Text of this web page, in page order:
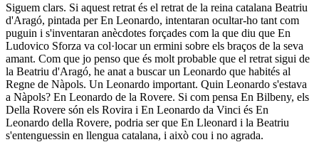
Siguem clars. Si aquest retrat és el retrat de la reina catalana Beatriu
d'Aragó, pintada per En Leonardo, intentaran ocultar-ho tant com
puguin i s'inventaran anècdotes forçades com la que diu que En
Ludovico Sforza va col·locar un ermini sobre els braços de la seva
amant. Com que jo penso que és molt probable que el retrat sigui de
la Beatriu d'Aragó, he anat a buscar un Leonardo que habités al
Regne de Nàpols. Un Leonardo important. Quin Leonardo s'estava
a Nàpols? En Leonardo de la Rovere. Si com pensa En Bilbeny, els
Della Rovere són els Rovira i En Leonardo da Vinci és En
Leonardo della Rovere, podria ser que En Lleonard i la Beatriu
s'entenguessin en llengua catalana, i això cou i no agrada.